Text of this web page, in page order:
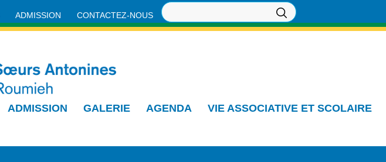
ADMISSION CONTACTEZ-NOUS
ADMISSION GALERIE AGENDA VIE ASSOCIATIVE ET SCOLAIRE